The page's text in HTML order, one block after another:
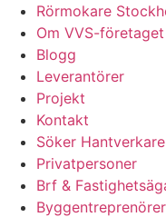
Rörmokare
Om VVS-företaget
Blogg
Leverantörer
Projekt
Kontakt
Söker Hantverkare
Privatpersoner
Brf &